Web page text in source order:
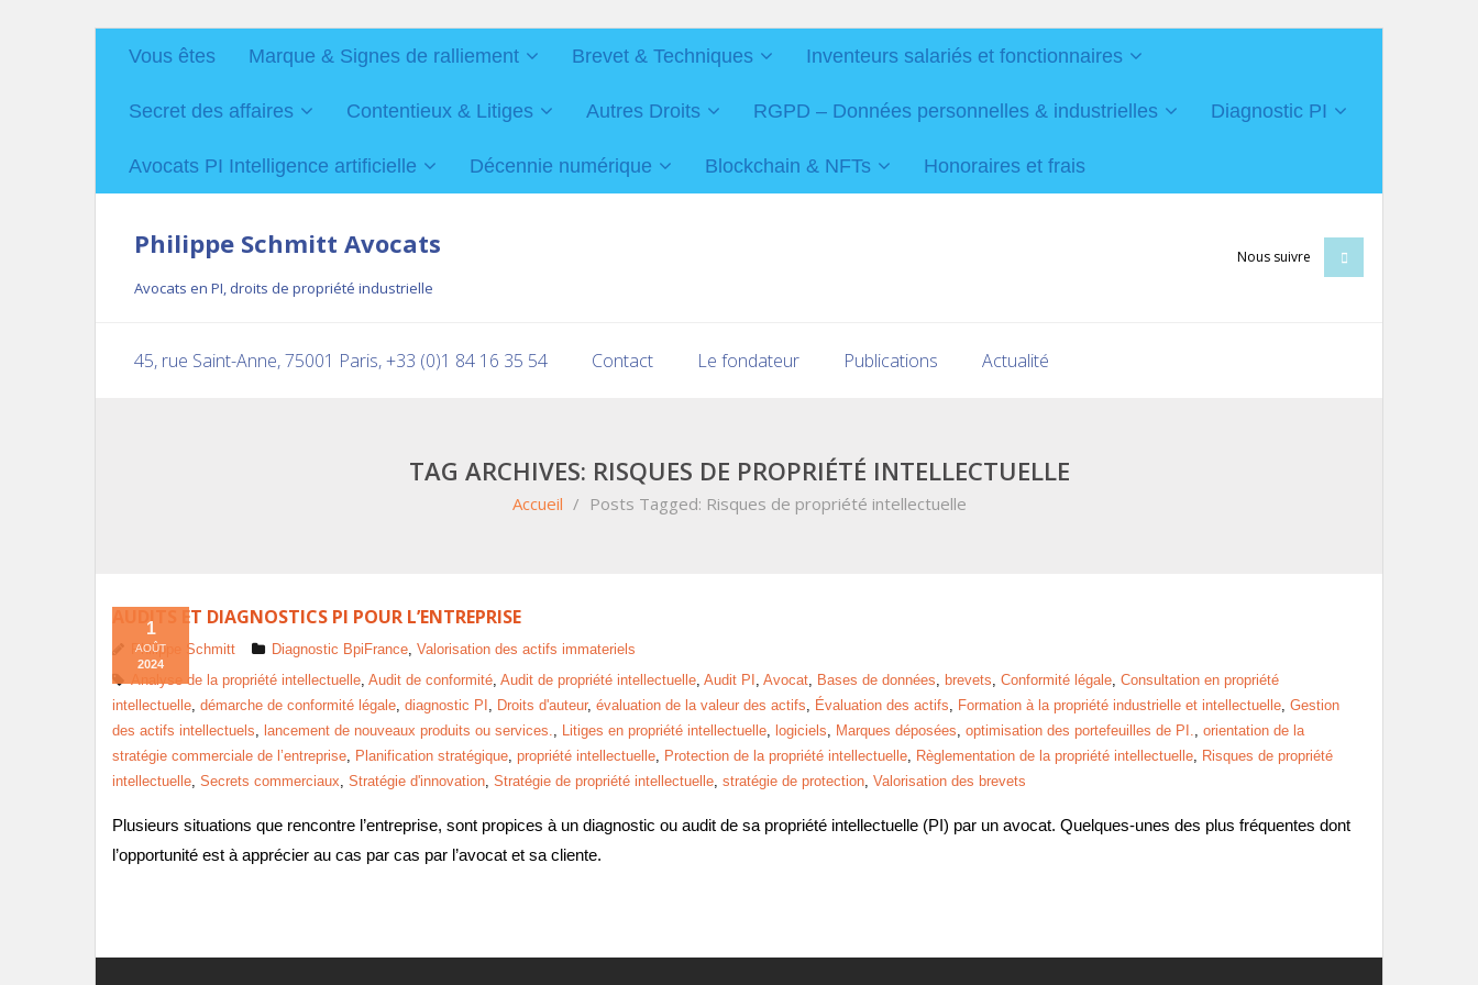
Vous êtes Marque & Signes de ralliement Brevet & Techniques Inventeurs salariés et fonctionnaires
Secret des affaires Contentieux & Litiges Autres Droits RGPD – Données personnelles & industrielles Diagnostic PI
Avocats PI Intelligence artificielle Décennie numérique Blockchain & NFTs Honoraires et frais
Philippe Schmitt Avocats
Avocats en PI, droits de propriété industrielle
Nous suivre
45, rue Saint-Anne, 75001 Paris, +33 (0)1 84 16 35 54 Contact Le fondateur Publications Actualité
TAG ARCHIVES: RISQUES DE PROPRIÉTÉ INTELLECTUELLE
Accueil / Posts Tagged: Risques de propriété intellectuelle
AUDITS ET DIAGNOSTICS PI POUR L’ENTREPRISE
1
AOÛT
2024
Philippe Schmitt Diagnostic BpiFrance, Valorisation des actifs immateriels
Analyse de la propriété intellectuelle, Audit de conformité, Audit de propriété intellectuelle, Audit PI , Avocat, Bases de données, brevets, Conformité légale, Consultation en propriété
intellectuelle, démarche de conformité légale, diagnostic PI , Droits d'auteur, évaluation de la valeur des actifs, Évaluation des actifs, Formation à la propriété industrielle et intellectuelle, Gestion
des actifs intellectuels, lancement de nouveaux produits ou services., Litiges en propriété intellectuelle, logiciels, Marques déposées, optimisation des portefeuilles de PI., orientation de la
stratégie commerciale de l’entreprise, Planification stratégique, propriété intellectuelle, Protection de la propriété intellectuelle, Règlementation de la propriété intellectuelle, Risques de propriété
intellectuelle, Secrets commerciaux, Stratégie d'innovation, Stratégie de propriété intellectuelle, stratégie de protection, Valorisation des brevets
Plusieurs situations que rencontre l’entreprise, sont propices à un diagnostic ou audit de sa propriété intellectuelle (PI) par un avocat. Quelques-unes des plus fréquentes dont
l’opportunité est à apprécier au cas par cas par l’avocat et sa cliente.